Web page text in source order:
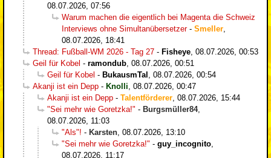
08.07.2026, 07:56
Warum machen die eigentlich bei Magenta die Schweiz
Interviews ohne Simultanübersetzer- Smeller
08.07.2026, 18:41
Thread: Fußball-WM 2026 - Tag 27 - Fisheye 08.07.2026, 00:53
Geil für Kobel - ramondub 08.07.2026, 00:51
Geil für Kobel - BukausmTal
08.07.2026, 00:54
Akanji ist ein Depp - Knolli 08.07.2026, 00:47
Akanji ist ein Depp - Talentförderer 08.07.2026, 15:44
"Sei mehr wie Goretzka!" - Burgsmüller84,
08.07.2026, 11:03
"Als"! - Karsten 08.07.2026, 13:10
"Sei mehr wie Goretzka!" - guy_incognito
08.07.2026, 11:17